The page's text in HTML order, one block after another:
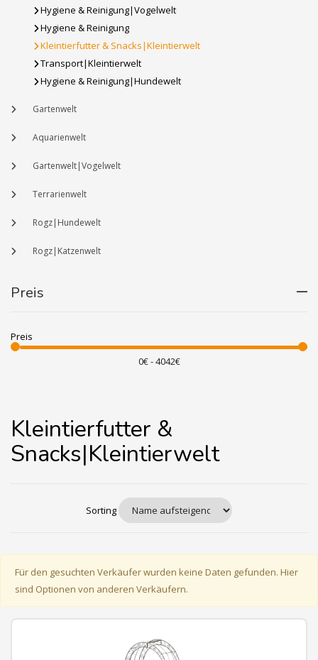
Hygiene & Reinigung|Vogelwelt
Hygiene & Reinigung
Kleintierfutter & Snacks|Kleintierwelt
Transport|Kleintierwelt
Hygiene & Reinigung|Hundewelt
Gartenwelt
Aquarienwelt
Gartenwelt|Vogelwelt
Terrarienwelt
Rogz|Hundewelt
Rogz|Katzenwelt
Preis
Preis
Kleintierfutter &
Snacks|Kleintierwelt
Sorting
Für den gesuchten Verkäufer wurden keine Daten gefunden. Hier
sind Optionen von anderen Verkäufern.